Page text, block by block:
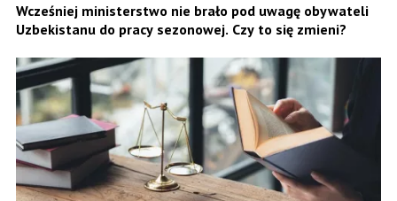
Wcześniej ministerstwo nie brało pod uwagę obywateli
Uzbekistanu do pracy sezonowej. Czy to się zmieni?